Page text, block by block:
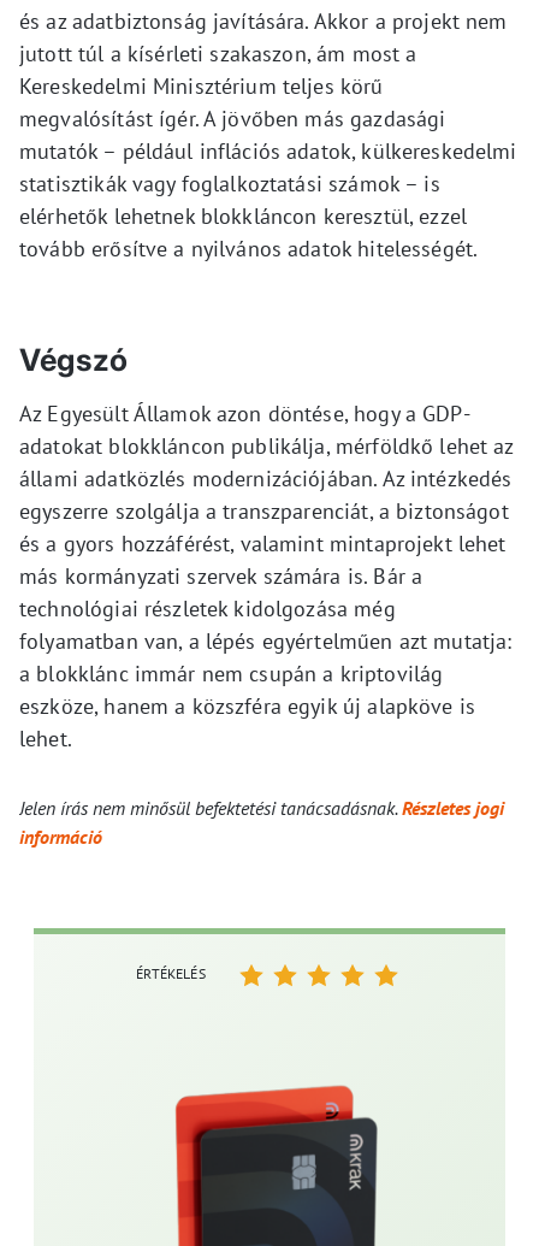
és az adatbiztonság javítására. Akkor a projekt nem
jutott túl a kísérleti szakaszon, ám most a
Kereskedelmi Minisztérium teljes körű
megvalósítást ígér. A jövőben más gazdasági
mutatók – például inflációs adatok, külkereskedelmi
statisztikák vagy foglalkoztatási számok – is
elérhetők lehetnek blokkláncon keresztül, ezzel
tovább erősítve a nyilvános adatok hitelességét.
Végszó
Az Egyesült Államok azon döntése, hogy a GDP-
adatokat blokkláncon publikálja, mérföldkő lehet az
állami adatközlés modernizációjában. Az intézkedés
egyszerre szolgálja a transzparenciát, a biztonságot
és a gyors hozzáférést, valamint mintaprojekt lehet
más kormányzati szervek számára is. Bár a
technológiai részletek kidolgozása még
folyamatban van, a lépés egyértelműen azt mutatja:
a blokklánc immár nem csupán a kriptovilág
eszköze, hanem a közszféra egyik új alapköve is
lehet.
Jelen írás nem minősül befektetési tanácsadásnak.Részletes jogi
információ
ÉRTÉKELÉS